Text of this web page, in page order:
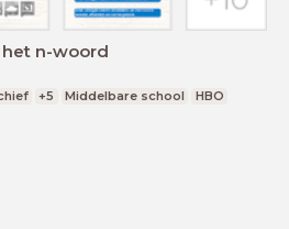
n-woord
+5 Middelbare school
HBO